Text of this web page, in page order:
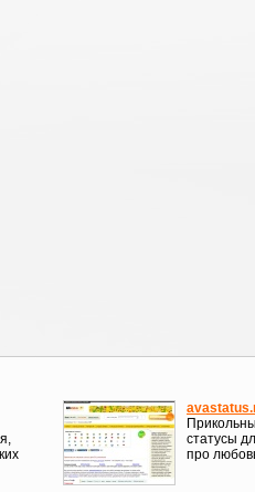
статусы
про